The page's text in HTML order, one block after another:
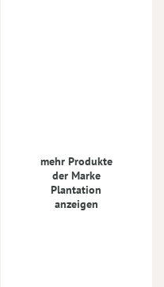
mehr Produkte
der Marke
Plantation
anzeigen